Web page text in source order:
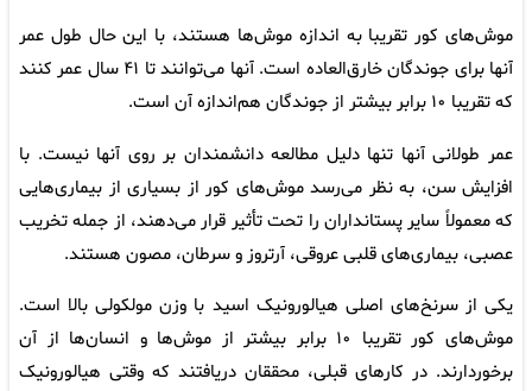
موش‌های کور تقریبا به اندازه موش‌ها هستند، با این حال طول عمر
آنها برای جوندگان خارق‌العاده است. آنها می‌توانند تا ۴۱ سال عمر کنند
که تقریبا ۱۰ برابر بیشتر از جوندگان هم‌اندازه آن است.
عمر طولانی آنها تنها دلیل مطالعه دانشمندان بر روی آنها نیست. با
افزایش سن، به نظر می‌رسد موش‌های کور از بسیاری از بیماری‌هایی
که معمولاً سایر پستانداران را تحت تأثیر قرار می‌دهند، از جمله تخریب
عصبی، بیماری‌های قلبی عروقی، آرتروز و سرطان، مصون هستند.
یکی از سرنخ‌های اصلی هیالورونیک اسید با وزن مولکولی بالا است.
موش‌های کور تقریبا ۱۰ برابر بیشتر از موش‌ها و انسان‌ها از آن
برخوردارند. در کارهای قبلی، محققان دریافتند که وقتی هیالورونیک